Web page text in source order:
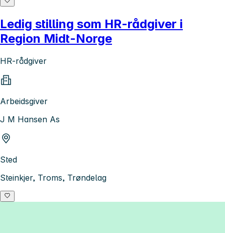
Ledig stilling som HR-rådgiver i
Region Midt-Norge
HR-rådgiver
Arbeidsgiver
J M Hansen As
Sted
Steinkjer, Troms, Trøndelag